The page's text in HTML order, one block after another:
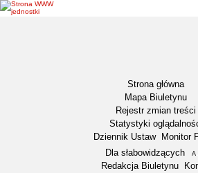
Strona główna
Mapa Biuletynu
Rejestr zmian treści
Statystyki
Dziennik Ustaw
Monitor
Menu dodatkowe
Dla słabowidzących A
Redakcja Biuletynu